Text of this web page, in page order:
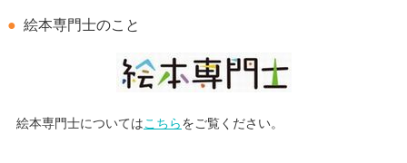
絵本専門士のこと
絵本専門士については こちら をご覧ください。